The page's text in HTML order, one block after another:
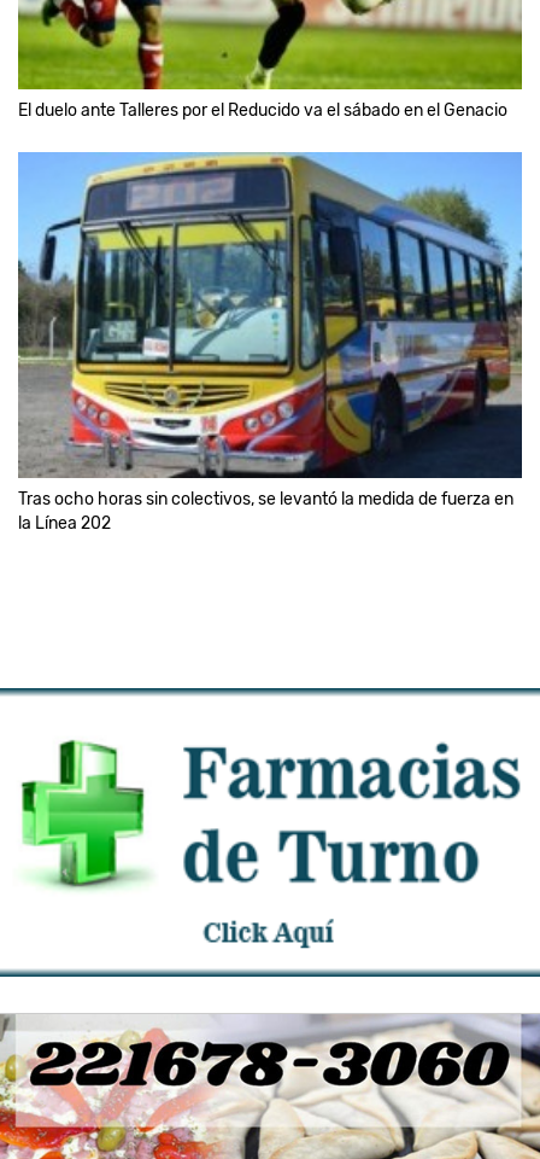
El duelo ante Talleres por el Reducido va el sábado en el Genacio
Tras ocho horas sin colectivos, se levantó la medida de fuerza en
la Línea 202